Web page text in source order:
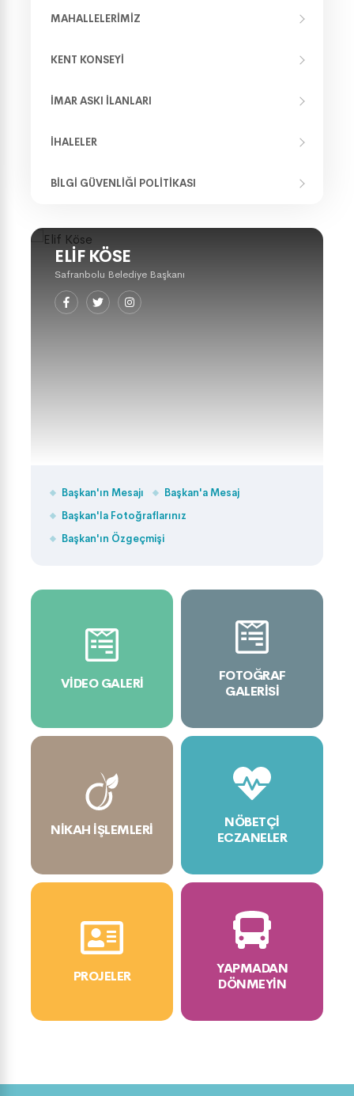
MAHALLELERIMIZ
KENT KONSEYI
İMAR ASKI İLANLARI
İHALELER
BILGI GÜVENLIĞI POLITIKASI
ELIF KÖSE
Safranbolu Belediye Başkanı
Başkan'ın Mesajı
Başkan'a Mesaj
Başkan'la Fotoğraflarınız
Başkan'ın Özgeçmişi
VIDEO GALERI
FOTOĞRAF
GALERISI
NIKAH İŞLEMLERI
NÖBETÇI
ECZANELER
PROJELER
YAPMADAN
DÖNMEYIN